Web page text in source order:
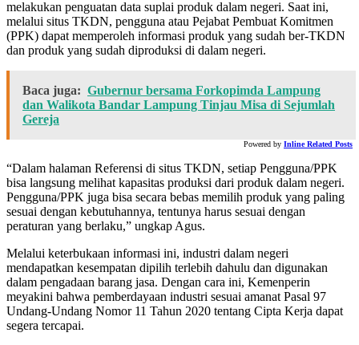
melakukan penguatan data suplai produk dalam negeri. Saat ini,
melalui situs TKDN, pengguna atau Pejabat Pembuat Komitmen
(PPK) dapat memperoleh informasi produk yang sudah ber-TKDN
dan produk yang sudah diproduksi di dalam negeri.
Baca juga: Gubernur bersama Forkopimda Lampung
dan Walikota Bandar Lampung Tinjau Misa di Sejumlah
Gereja
Powered by Inline Related Posts
“Dalam halaman Referensi di situs TKDN, setiap Pengguna/PPK
bisa langsung melihat kapasitas produksi dari produk dalam negeri.
Pengguna/PPK juga bisa secara bebas memilih produk yang paling
sesuai dengan kebutuhannya, tentunya harus sesuai dengan
peraturan yang berlaku,” ungkap Agus.
Melalui keterbukaan informasi ini, industri dalam negeri
mendapatkan kesempatan dipilih terlebih dahulu dan digunakan
dalam pengadaan barang jasa. Dengan cara ini, Kemenperin
meyakini bahwa pemberdayaan industri sesuai amanat Pasal 97
Undang-Undang Nomor 11 Tahun 2020 tentang Cipta Kerja dapat
segera tercapai.